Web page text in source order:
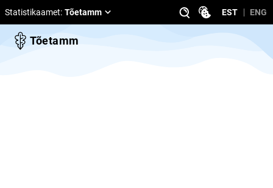
Statistikaamet: Tõetamm EST ENG
Tõetamm